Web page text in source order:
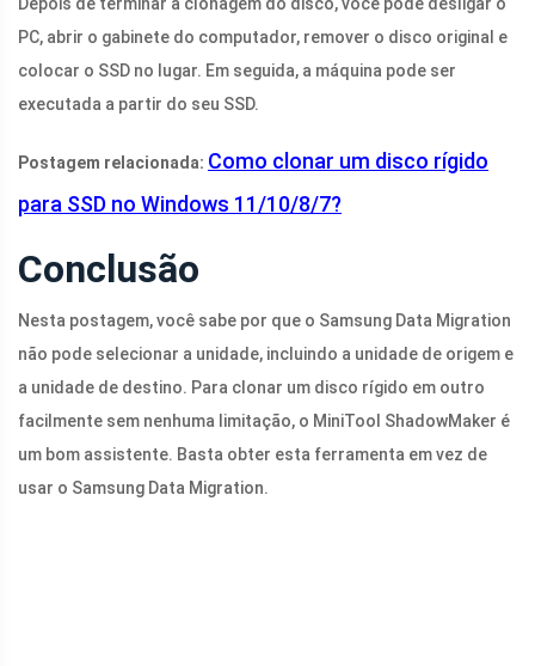
PC, abrir o gabinete do computador, remover o disco original e
colocar o SSD no lugar. Em seguida, a máquina pode ser
executada a partir do seu SSD.
Postagem relacionada: Como clonar um disco rígido
para SSD no Windows 11/10/8/7?
Conclusão
Nesta postagem, você sabe por que o Samsung Data Migration
não pode selecionar a unidade, incluindo a unidade de origem e
a unidade de destino. Para clonar um disco rígido em outro
facilmente sem nenhuma limitação, o MiniTool ShadowMaker é
um bom assistente. Basta obter esta ferramenta em vez de
usar o Samsung Data Migration.